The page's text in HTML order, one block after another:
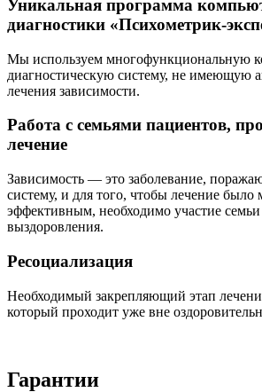
Уникальная программа
диагностики «Психометрик-
Мы используем многофункциональную
диагностическую систему, не имеющую
лечения зависимости.
Работа с семьями пациентов,
лечение
Зависимость — это заболевание,
систему, и для того, чтобы лечение было
эффективным, необходимо участие семьи
выздоровления.
Ресоциализация
Необходимый закрепляющий этап
который проходит уже вне
Гарантии